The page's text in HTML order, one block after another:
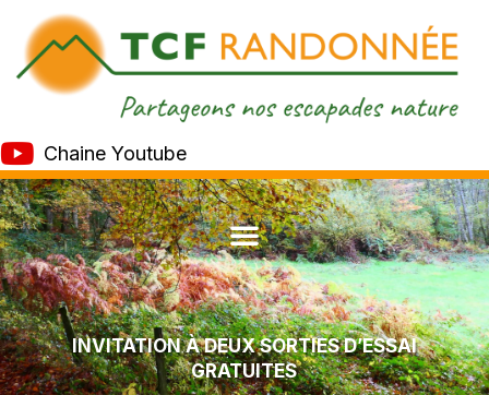
Chaine Youtube
INVITATION À DEUX SORTIES D’ESSAI
GRATUITES